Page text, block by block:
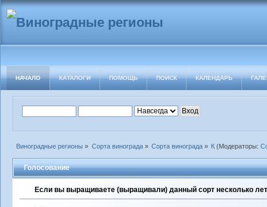
НАЧАЛО КАТАЛОГИ ПОМОЩЬ ПОИСК КАЛЕНДАРЬ
Виноградные регионы » Сорта винограда» Сорта винограда» К (Модераторы:
Голосование
Если вы выращиваете (выращивали) данный сорт несколько